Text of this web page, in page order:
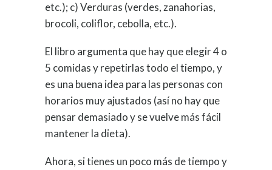
etc.); c) Verduras (verdes, zanahorias,
brocoli, coliflor, cebolla, etc.).
El libro argumenta que hay que elegir 4 o
5 comidas y repetirlas todo el tiempo, y
es una buena idea para las personas con
horarios muy ajustados (así no hay que
pensar demasiado y se vuelve más fácil
mantener la dieta).
Ahora, si tienes un poco más de tiempo y